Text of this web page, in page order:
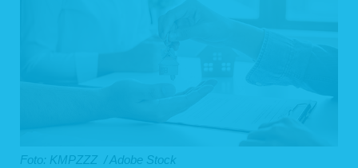
Foto: KMPZZZ / Adobe Stock